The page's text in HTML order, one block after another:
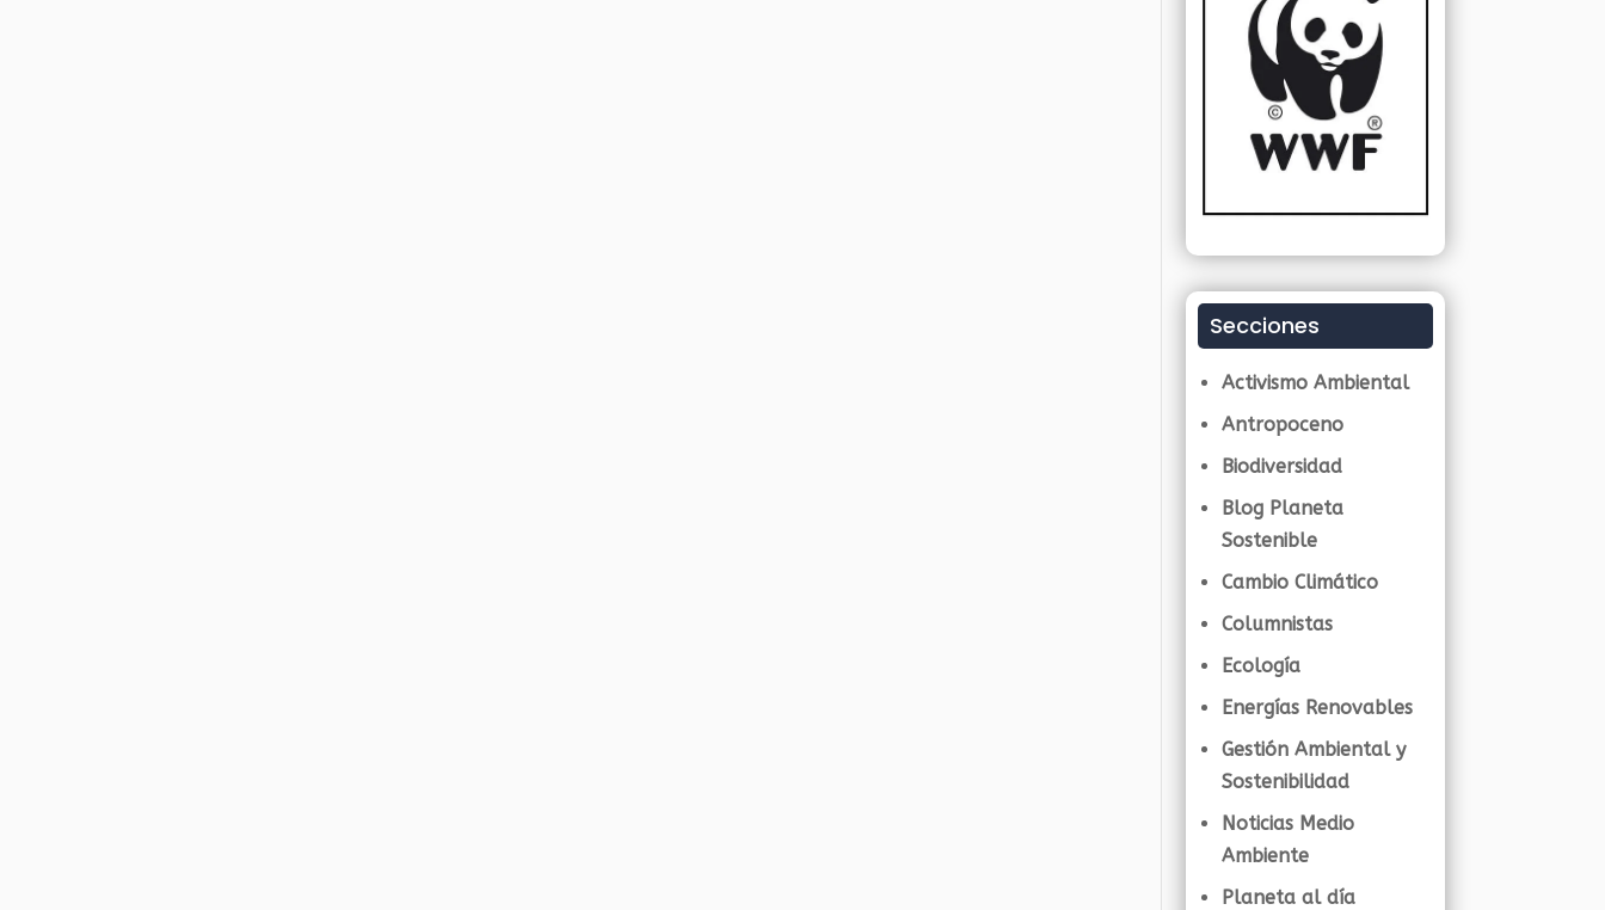
Secciones
Activismo Ambiental
Antropoceno
Biodiversidad
Blog Planeta
Sostenible
Cambio Climático
Columnistas
Ecología
Energías Renovables
Gestión Ambiental y
Sostenibilidad
Noticias Medio
Ambiente
Planeta al día